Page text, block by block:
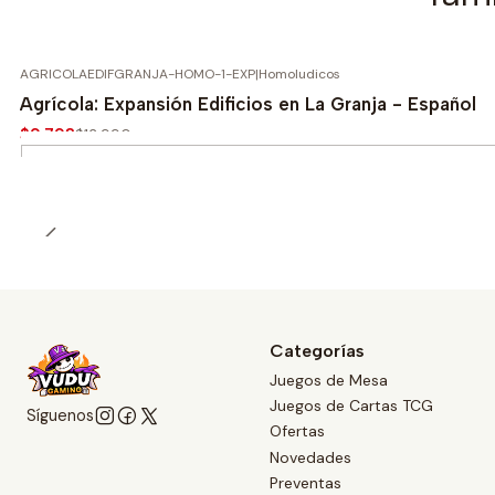
-30%
AGRICOLAEDIFGRANJA-HOMO-1-EXP|Homoludicos
Agrícola: Expansión Edificios en La Granja - Español
$9.793$13.990
Síguenos
Categorías
Juegos de Mesa
Juegos de Cartas TCG
Ofertas
Novedades
Preventas